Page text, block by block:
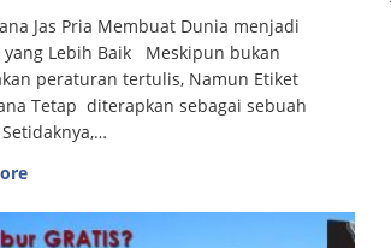
Jas Pria Membuat Dunia menjadi
yang Lebih Baik Meskipun bukan
peraturan tertulis, Namun Etiket
Tetap diterapkan sebagai sebuah